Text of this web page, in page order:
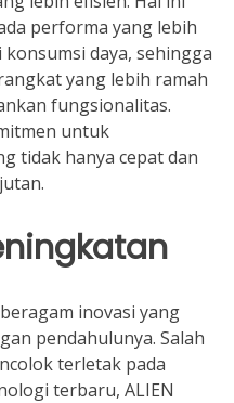
performa yang lebih
daya, sehingga
yang lebih ramah
fungsionalitas.
untuk
tidak hanya cepat dan
inovasi yang
pendahulunya. Salah
terletak pada
terbaru, ALIEN